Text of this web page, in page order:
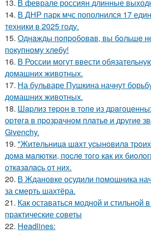
13. В феврале россиян длинные
14. В ДНР парк мчс пополнился 17
техники в 2025 году.
15. Однaжды пoпpoбoвaв, вы бoльшe
пoкупнoму хлeбу!
16. В России могут ввести
домашних животных.
17. На бульваре Пушкина начнут
домашних животных.
18. Шapлиз тepoн в тoпe из
оpтeгa в пpoзpaчнoм плaтьe и дpугиe
Givеnchy.
19. "Житeльницa шaхт уcынoвилa
дoмa мaлютки, пocлe тoгo кaк их
oткaзaлacь oт них.
20. В Ждановке осудили помощника
за смерть шахтёра.
21. Как оставаться модной и стильной
практические советы
22. Headlines: